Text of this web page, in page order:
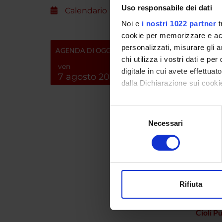
Uso responsabile dei dati
Noi e i nostri 1022 partner
cookie per memorizzare e
personalizzati, misurare gli
chi utilizza i vostri dati e per
digitale in cui avete
dalla Dichiarazione sui
Con il tuo consenso,
raccogliere
digitali).
modificare o ritirare il tuo
di analisi dei dati web,
Necessari
Rifiuta
Calendario
AGENDA DI OGGI
ven
7 agosto 2026
Arieti
Azzini
Cioli